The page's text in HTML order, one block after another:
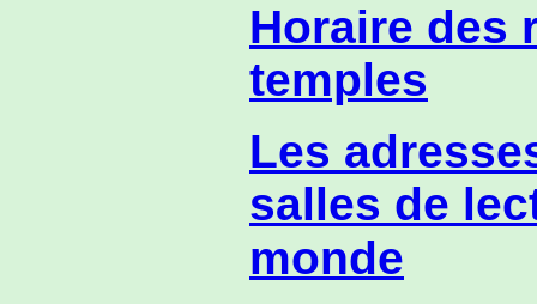
Horaire des
temples
Les
salles de
monde